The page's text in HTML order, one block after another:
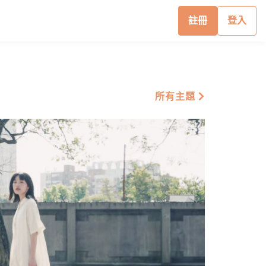
註冊 登入
所有主題